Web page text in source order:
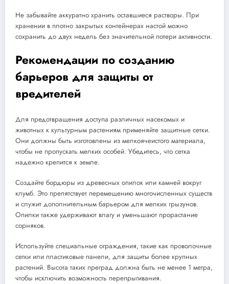
Не забывайте аккуратно хранить оставшиеся растворы. При
хранении в плотно закрытых контейнерах настой можно
сохранить до двух недель без значительной потери активности.
Рекомендации по созданию
барьеров для защиты от
вредителей
Для предотвращения доступа различных насекомых и
животных к культурным растениям применяйте защитные сетки.
Они должны быть изготовлены из мелкоячеистого материала,
чтобы не пропускать мелких особей. Убедитесь, что сетка
надежно крепится к земле.
Создайте бордюры из древесных опилок или камней вокруг
клумб. Это препятствует перемещению многочисленных существ
и служит дополнительным барьером для мелких грызунов.
Опилки также удерживают влагу и уменьшают прорастание
сорняков.
Используйте специальные ограждения, такие как проволочные
сетки или пластиковые панели, для защиты более крупных
растений. Высота таких преград должна быть не менее 1 метра,
чтобы исключить возможность перепрыгивания.